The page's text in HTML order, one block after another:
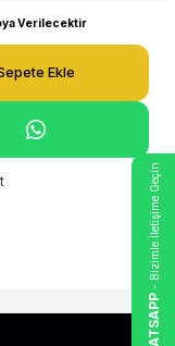
Verilecektir
Ekle
- Bizimle İletişime Geçin